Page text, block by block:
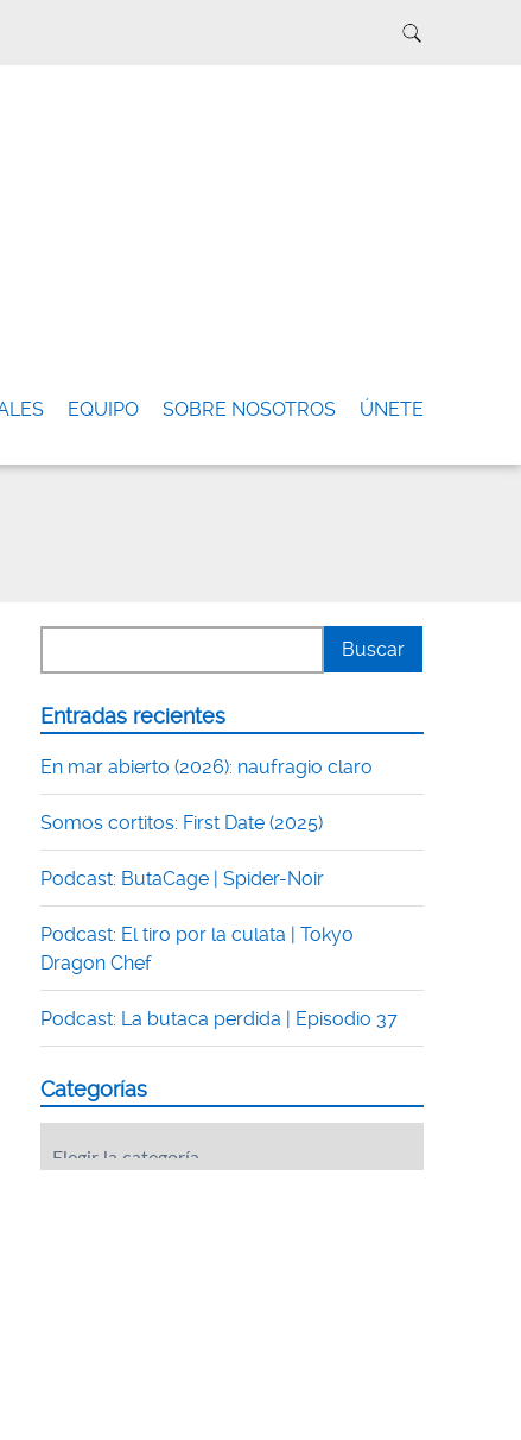
EQUIPO SOBRE NOSOTROS ÚNETE
Entradas recientes
En mar abierto (2026): naufragio claro
Somos cortitos: First Date (2025)
Podcast: ButaCage | Spider-Noir
Podcast: El tiro por la culata | Tokyo
Dragon Chef
Podcast: La butaca perdida | Episodio 37
Categorías